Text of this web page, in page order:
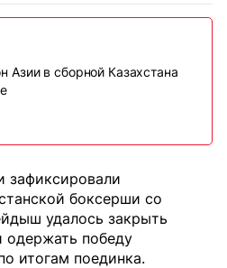
Азии в сборной Казахстана
зафиксировали
боксерши со
удалось закрыть
одержать победу
итогам поединка.